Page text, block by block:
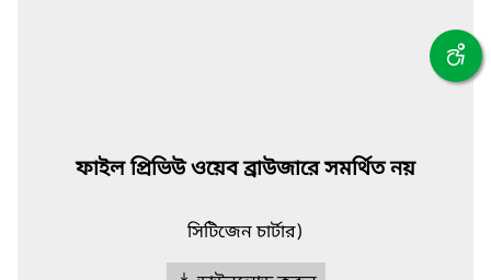
ফাইল প্রিভিউ ওয়েব ব্রাউজারে সমর্থিত নয়
সিটিজেন চার্টার)